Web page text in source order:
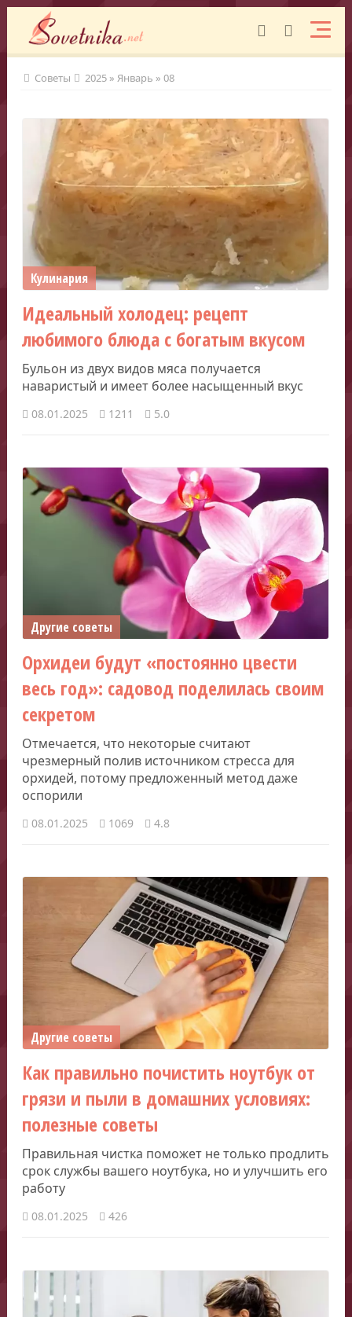
Советы 2025 » Январь » 08
Кулинария
Идеальный холодец: рецепт
любимого блюда с богатым вкусом
Бульон из двух видов мяса получается
наваристый и имеет более насыщенный вкус
08.01.2025 1211 5.0
Другие советы
Орхидеи будут «постоянно цвести
весь год»: садовод поделилась своим
секретом
Отмечается, что некоторые считают
чрезмерный полив источником стресса для
орхидей, потому предложенный метод даже
оспорили
08.01.2025 1069 4.8
Другие советы
Как правильно почистить ноутбук от
грязи и пыли в домашних условиях:
полезные советы
Правильная чистка поможет не только продлить
срок службы вашего ноутбука, но и улучшить его
работу
08.01.2025 426